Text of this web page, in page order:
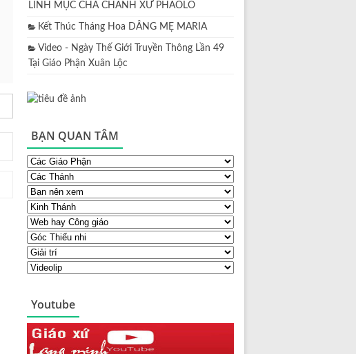
LINH MỤC CHA CHÁNH XỨ PHAOLÔ
Kết Thúc Tháng Hoa DÂNG MẸ MARIA
Video - Ngày Thế Giới Truyền Thông Lần 49
Tại Giáo Phận Xuân Lộc
BẠN QUAN TÂM
Youtube